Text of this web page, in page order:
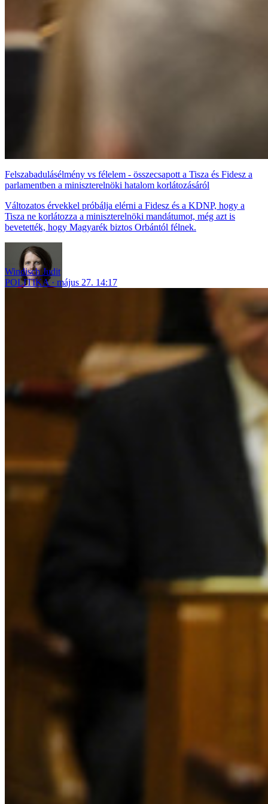
Felszabadulásélmény vs félelem - összecsapott a Tisza és Fidesz a
parlamentben a miniszterelnöki hatalom korlátozásáról
Változatos érvekkel próbálja elérni a Fidesz és a KDNP, hogy a
Tisza ne korlátozza a miniszterelnöki mandátumot, még azt is
bevetették, hogy Magyarék biztos Orbántól félnek.
Windisch Judit
POLITIKA
május 27. 14:17